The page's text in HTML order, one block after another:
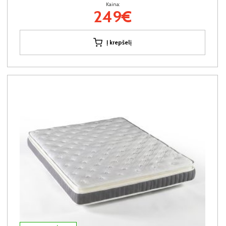
Kaina:
249€
Į krepšelį